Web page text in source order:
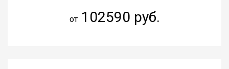
от102590 руб.